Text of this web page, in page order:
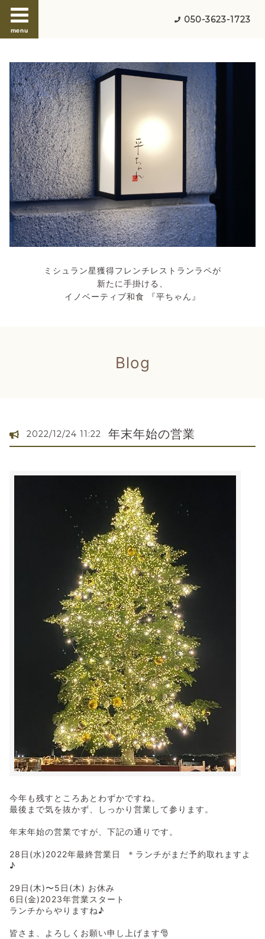
menu
050-3623-1723
ミシュラン星獲得フレンチレストランラペが
新たに手掛ける、
イノベーティブ和食 『平ちゃん』
Blog
2022/12/24 11:22 年末年始の営業
今年も残すところあとわずかですね。
最後まで気を抜かず、しっかり営業して参ります。
年末年始の営業ですが、下記の通りです。
28日(水)2022年最終営業日 ＊ランチがまだ予約取れますよ
♪
29日(木)〜5日(木) お休み
6日(金)2023年営業スタート
ランチからやりますね♪
皆さま、よろしくお願い申し上げます🎅